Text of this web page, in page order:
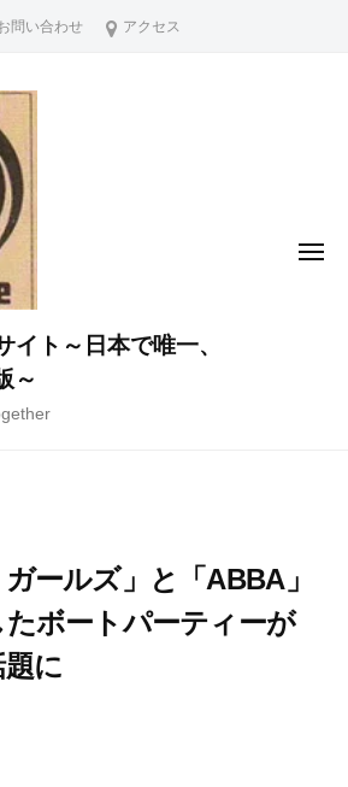
問い合わせ アクセス
イト～日本で唯一、
～
メ
ガールズ」と「ABBA」
ボートパーティーが
に